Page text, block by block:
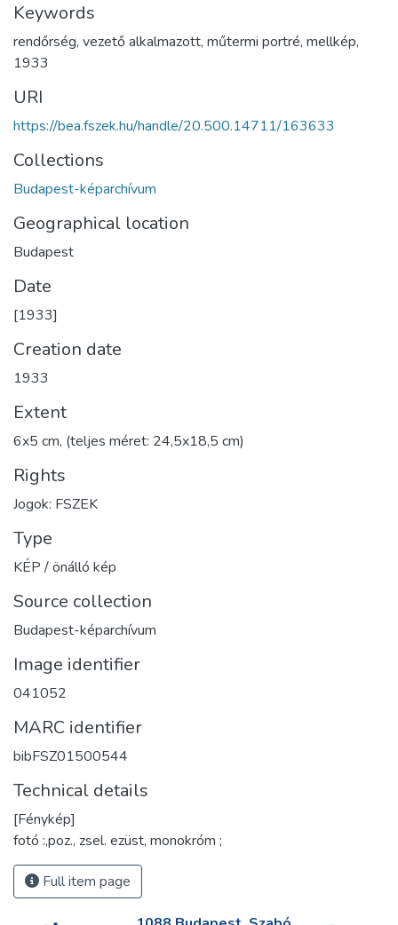
Keywords
rendőrség, vezető alkalmazott, műtermi portré, mellkép,
1933
URI
https://bea.fszek.hu/handle/20.500.14711/163633
Collections
Budapest-képarchívum
Geographical location
Budapest
Date
[1933]
Creation date
1933
Extent
6x5 cm, (teljes méret: 24,5x18,5 cm)
Rights
Jogok: FSZEK
Type
KÉP / önálló kép
Source collection
Budapest-képarchívum
Image identifier
041052
MARC identifier
bibFSZ01500544
Technical details
[Fénykép]
fotó :,poz., zsel. ezüst, monokróm ;
Full item page